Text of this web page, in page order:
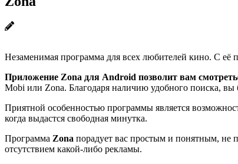
Незаменимая программа для всех любителей кино. С
Приложение Zona для Android позволит вам смотреть
Mobi или Zona. Благодаря наличию удобного поиска,
Приятной особенностью программы является
когда выдастся свободная минутка.
Программа Zona порадует вас простым и понятным, не
отсутствием какой-либо рекламы.